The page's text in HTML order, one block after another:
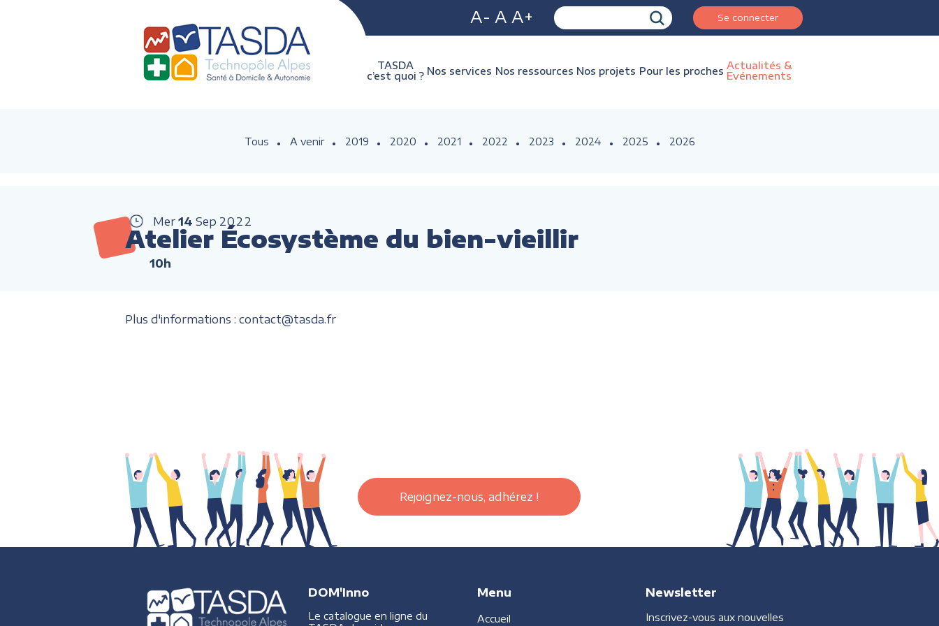
A- A A+ Se connecter
TASDA
c’est quoi ? Nos services Nos ressources Nos projets Pour les proches Actualités &
Evénements
Tous A venir 2019 2020 2021 2022 2023 2024 2025 2026
Mer 14 Sep 2022
Atelier Écosystème du bien-vieillir
10h
Plus d'informations : contact@tasda.fr
Rejoignez-nous, adhérez !
DOM'Inno
Le catalogue en ligne du
Menu
Accueil
Newsletter
Inscrivez-vous aux nouvelles